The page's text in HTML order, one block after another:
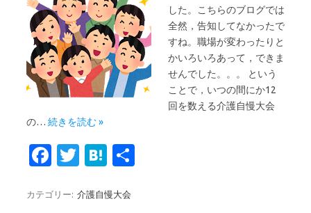
した。こちらのブログでは
全然，告知してなかったで
すね。職場が変わったりと
かいろいろあって，できま
せんでした。。。 という
ことで，いつの間にか12
回を数える介護自慢大会
の… 続きを読む »
Fa
e
T
it
H
e
カテゴリー: 介護自慢大会